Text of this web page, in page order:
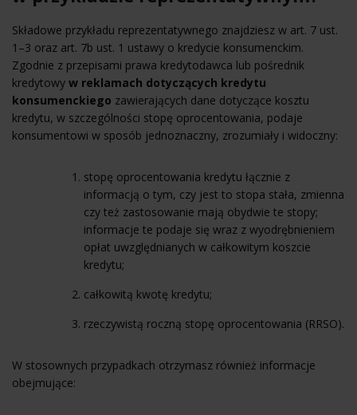
Składowe przykładu reprezentatywnego znajdziesz w art. 7 ust.
1–3 oraz art. 7b ust. 1 ustawy o kredycie konsumenckim.
Zgodnie z przepisami prawa kredytodawca lub pośrednik
kredytowy w reklamach dotyczących kredytu
konsumenckiego zawierających dane dotyczące kosztu
kredytu, w szczególności stopę oprocentowania, podaje
konsumentowi w sposób jednoznaczny, zrozumiały i widoczny:
stopę oprocentowania kredytu łącznie z
informacją o tym, czy jest to stopa stała, zmienna
czy też zastosowanie mają obydwie te stopy;
informacje te podaje się wraz z wyodrębnieniem
opłat uwzględnianych w całkowitym koszcie
kredytu;
całkowitą kwotę kredytu;
rzeczywistą roczną stopę oprocentowania (RRSO).
W stosownych przypadkach otrzymasz również informacje
obejmujące: